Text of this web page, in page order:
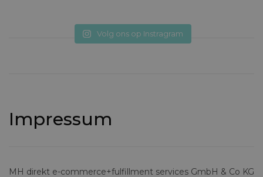
Volg ons op Instragram
Impressum
MH direkt e-commerce+fulfillment services GmbH & Co KG